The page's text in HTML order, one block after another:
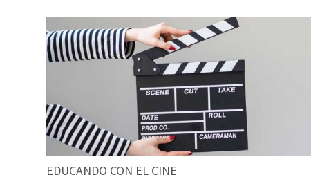
EDUCANDO CON EL CINE